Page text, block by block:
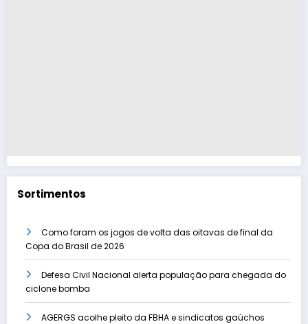
Sortimentos
Como foram os jogos de volta das oitavas de final da
Copa do Brasil de 2026
Defesa Civil Nacional alerta população para chegada do
ciclone bomba
AGERGS acolhe pleito da FBHA e sindicatos gaúchos